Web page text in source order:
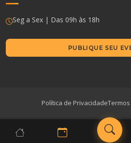
Seg a Sex | Das 09h às 18h
PUBLIQUE SEU
Política de Privacidade